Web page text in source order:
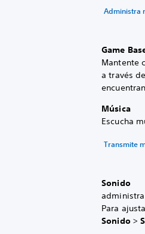
Administra
Game
Mantente
a través
Música
Escucha
Transmite
Sonido
Para
Sonido >